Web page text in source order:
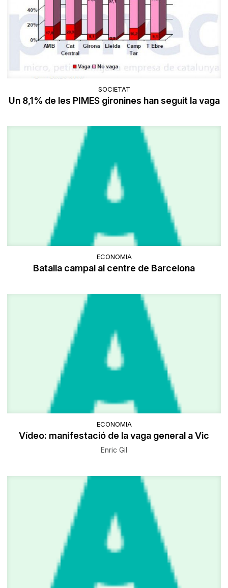
SOCIETAT
Un 8,1% de les PIMES gironines han seguit la vaga
ECONOMIA
Batalla campal al centre de Barcelona
ECONOMIA
Vídeo: manifestació de la vaga general a Vic
Enric Gil